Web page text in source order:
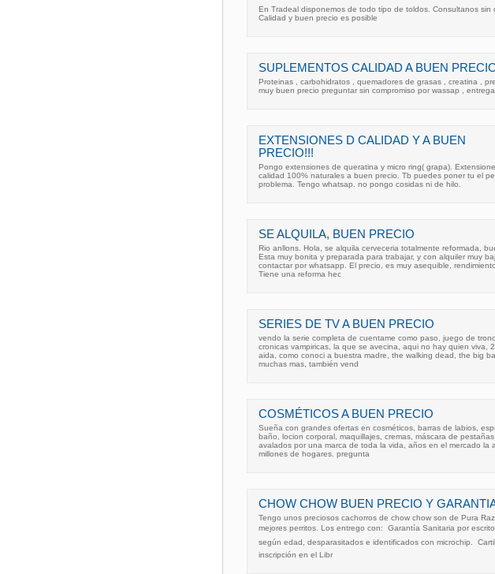
En Tradeal disponemos de todo tipo de toldos. Consultanos sin
Calidad y buen precio es posible
SUPLEMENTOS CALIDAD A BUEN
Proteinas , carbohidratos , quemadores de grasas , creatina ,
muy buen precio preguntar sin compromiso por wassap , entrega
EXTENSIONES D CALIDAD Y A BUEN
PRECIO!!!
Pongo extensiones de queratina y micro ring( grapa).
calidad 100% naturales a buen precio. Tb puedes poner tu el
problema. Tengo whatsap. no pongo cosidas ni de hilo.
SE ALQUILA, BUEN PRECIO
Rio anllons. Hola, se alquila cerveceria totalmente reformada,
Esta muy bonita y preparada para trabajar, y con alquiler muy
contactar por whatsapp. El precio, es muy asequible,
Tiene una reforma hec
SERIES DE TV A BUEN PRECIO
vendo la serie completa de cuentame como paso, juego de
cronicas vampiricas, la que se avecina, aqui no hay quien viva,
aida, como conoci a buestra madre, the walking dead, the big
muchas mas, también vend
COSMÉTICOS A BUEN PRECIO
Sueña con grandes ofertas en cosméticos, barras de labios,
baño, locion corporal, maquillajes, cremas, máscara de
avalados por una marca de toda la vida, años en el mercado la
millones de hogares. pregunta
CHOW CHOW BUEN PRECIO Y
Tengo unos preciosos cachorros de chow chow son de Pura
mejores perritos. Los entrego con:  Garantía Sanitaria por escrito
según edad, desparasitados e identificados con microchip. 
inscripción en el Libr